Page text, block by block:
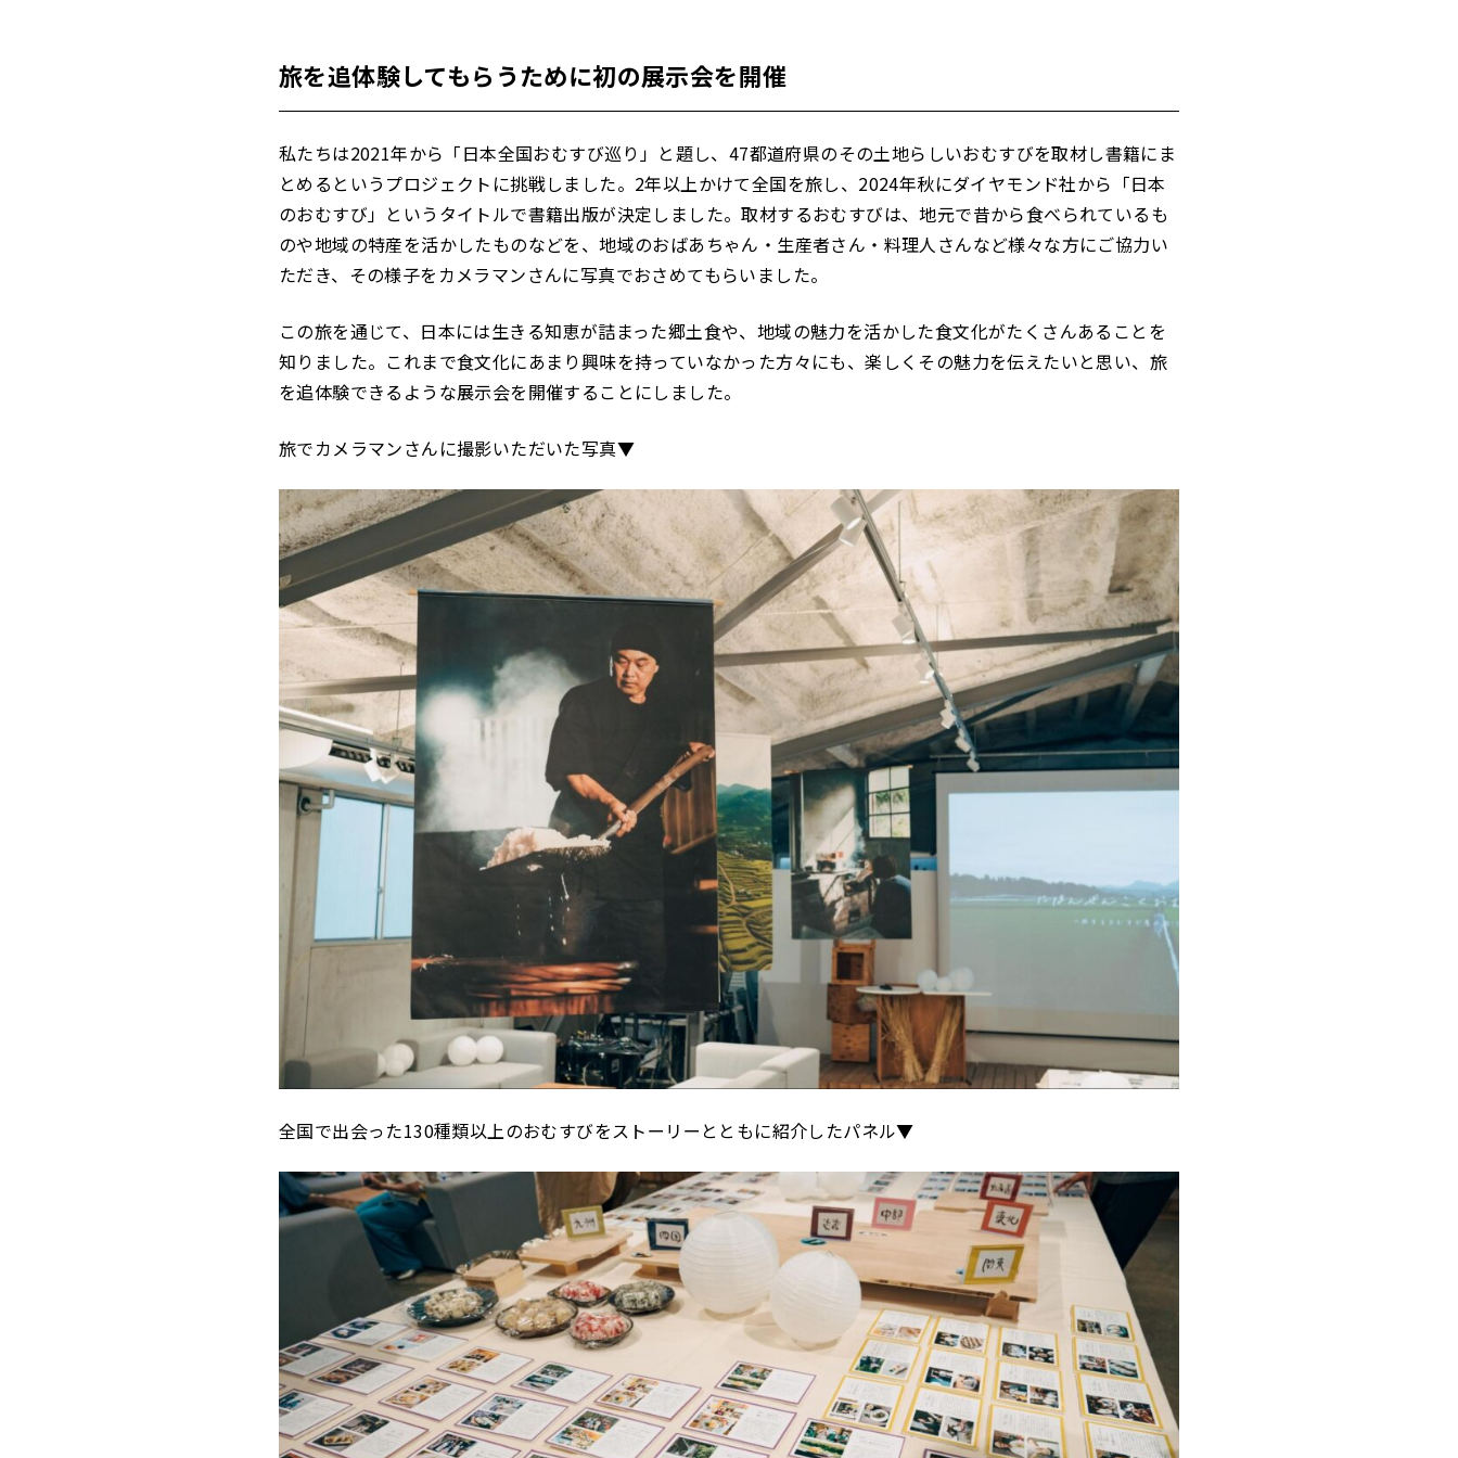
旅を追体験してもらうために初の展示会を開催
私たちは2021年から「日本全国おむすび巡り」と題し、47都道府県のその土地らしいおむすびを取材し書籍にま
とめるというプロジェクトに挑戦しました。2年以上かけて全国を旅し、2024年秋にダイヤモンド社から「日本
のおむすび」というタイトルで書籍出版が決定しました。取材するおむすびは、地元で昔から食べられているも
のや地域の特産を活かしたものなどを、地域のおばあちゃん・生産者さん・料理人さんなど様々な方にご協力い
ただき、その様子をカメラマンさんに写真でおさめてもらいました。
この旅を通じて、日本には生きる知恵が詰まった郷土食や、地域の魅力を活かした食文化がたくさんあることを
知りました。これまで食文化にあまり興味を持っていなかった方々にも、楽しくその魅力を伝えたいと思い、旅
を追体験できるような展示会を開催することにしました。
旅でカメラマンさんに撮影いただいた写真▼
全国で出会った130種類以上のおむすびをストーリーとともに紹介したパネル▼